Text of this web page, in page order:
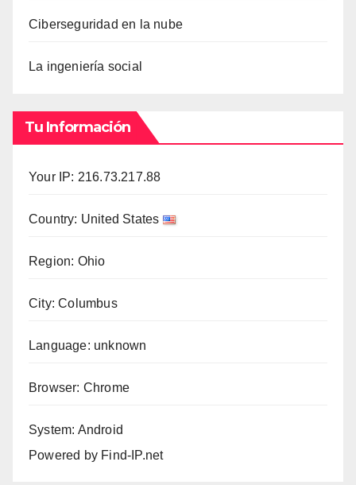
Ciberseguridad en la nube
La ingeniería social
Tu Información
Your IP: 216.73.217.88
Country: United States
Region: Ohio
City: Columbus
Language: unknown
Browser: Chrome
System: Android
Powered by Find-IP.net